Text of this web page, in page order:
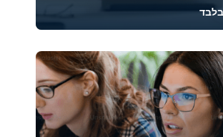
תחזיות וניהול סיכונים. בעזרת
45969